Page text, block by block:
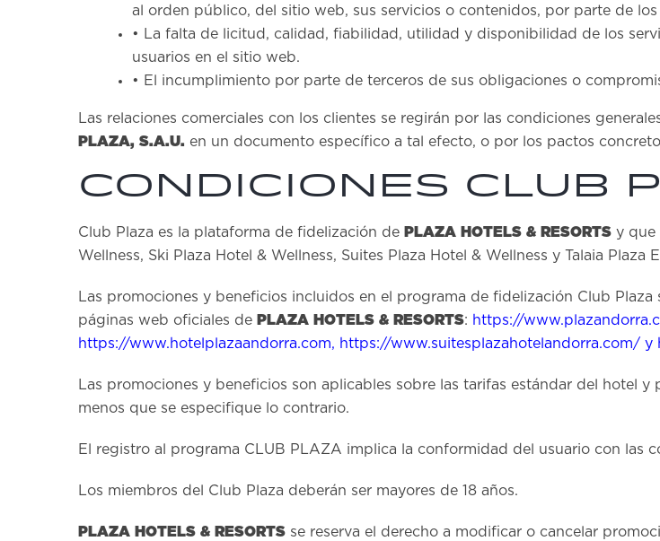
al orden público, del sitio web, sus servicios o contenidos, por parte de los
• La falta de licitud, calidad, fiabilidad, utilidad y disponibilidad de los
usuarios en el sitio web.
• El incumplimiento por parte de terceros de sus obligaciones o
Las relaciones comerciales con los clientes se regirán por las condiciones
PLAZA, S.A.U. en un documento específico a tal efecto, o por los pactos
Condiciones Club
Club Plaza es la plataforma de fidelización de PLAZA HOTELS & RESORTS y que
Wellness, Ski Plaza Hotel & Wellness, Suites Plaza Hotel & Wellness y Talaia Plaza
Las promociones y beneficios incluidos en el programa de fidelización Club Plaza
páginas web oficiales de PLAZA HOTELS & RESORTS: https://
https://www.hotelplazaandorra.com, https://www.suitesplazahotelandorra.com/ y
Las promociones y beneficios son aplicables sobre las tarifas estándar del hotel
menos que se especifique lo contrario.
El registro al programa CLUB PLAZA implica la conformidad del usuario con las
Los miembros del Club Plaza deberán ser mayores de 18 años.
PLAZA HOTELS & RESORTS se reserva el derecho a modificar o cancelar